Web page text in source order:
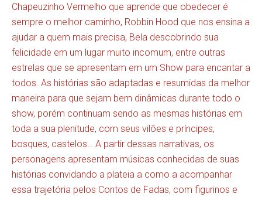
Chapeuzinho Vermelho que aprende que obedecer é
sempre o melhor caminho, Robbin Hood que nos ensina a
ajudar a quem mais precisa, Bela descobrindo sua
felicidade em um lugar muito incomum, entre outras
estrelas que se apresentam em um Show para encantar a
todos. As histórias são adaptadas e resumidas da melhor
maneira para que sejam bem dinâmicas durante todo o
show, porém continuam sendo as mesmas histórias em
toda a sua plenitude, com seus vilões e príncipes,
bosques, castelos… A partir dessas narrativas, os
personagens apresentam músicas conhecidas de suas
histórias convidando a plateia a como a acompanhar
essa trajetória pelos Contos de Fadas, com figurinos e